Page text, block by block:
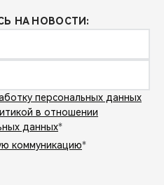
НА НОВОСТИ:
персональных данных
в отношении
данных*
коммуникацию*